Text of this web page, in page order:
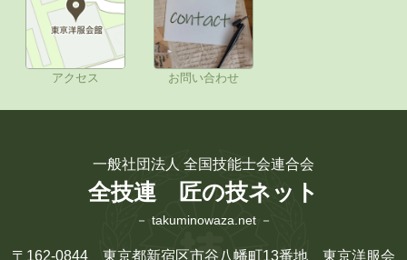
アクセス お問い合わせ
一般社団法人 全国技能士会連合会
全技連 匠の技ネット
－ takuminowaza.net －
〒162-0844 東京都新宿区市谷八幡町13番地 東京洋服会